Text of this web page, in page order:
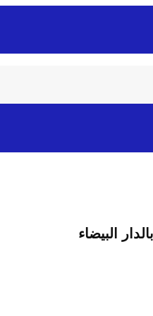
البيضاء